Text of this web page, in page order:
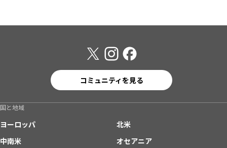
コミュニティを見る
国と地域
ヨーロッパ
北米
中南米
オセアニア